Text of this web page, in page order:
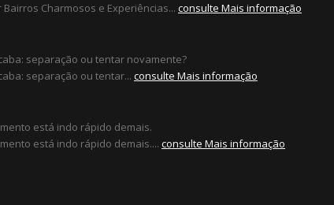
Bairros Charmosos e Experiências... consulte Mais informação
separação ou tentar novamente?
separação ou tentar... consulte Mais informação
está indo rápido demais.
está indo rápido demais.... consulte Mais informação